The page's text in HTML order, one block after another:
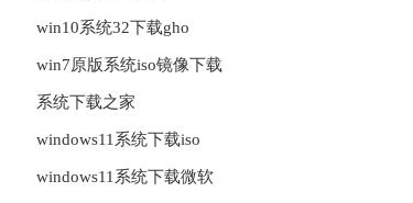
win10系统32下载gho
win7原版系统iso镜像下载
系统下载之家
windows11系统下载iso
windows11系统下载微软